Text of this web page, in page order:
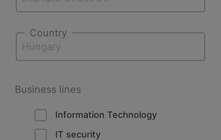
Country
Business lines
Information Technology
IT security